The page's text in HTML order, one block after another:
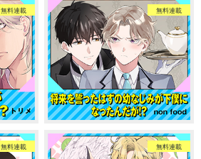
無料連載 無料連載
無料連載 無料連載